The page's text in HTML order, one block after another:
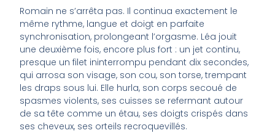
Romain ne s’arrêta pas. Il continua exactement le
même rythme, langue et doigt en parfaite
synchronisation, prolongeant l’orgasme. Léa jouit
une deuxième fois, encore plus fort : un jet continu,
presque un filet ininterrompu pendant dix secondes,
qui arrosa son visage, son cou, son torse, trempant
les draps sous lui. Elle hurla, son corps secoué de
spasmes violents, ses cuisses se refermant autour
de sa tête comme un étau, ses doigts crispés dans
ses cheveux, ses orteils recroquevillés.